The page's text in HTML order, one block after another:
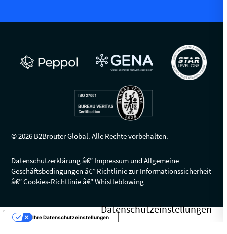
© 2026 B2Brouter Global. Alle Rechte vorbehalten.
Datenschutzerklärung
Impressum und Allgemeine
Geschäftsbedingungen
Richtlinie zur Informationssicherheit
Cookies-Richtlinie
Whistleblowing
Ihre Datenschutzeinstellungen